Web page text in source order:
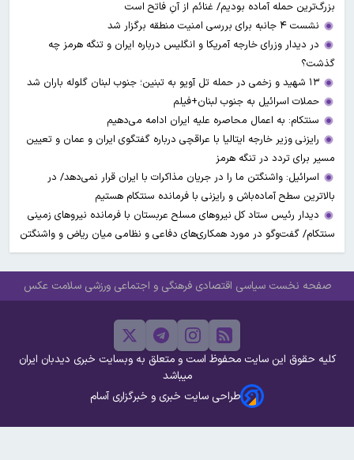
بزرگ‌ترین حمله آماده بودیم/ غنائم از آنِ فاتح است
نشست ۴ جانبه برای بررسی امنیت منطقه برگزار شد
در دیدار وزرای خارجه آمریکا و انگلیس درباره ایران و تنگه هرمز چه
گذشت؟
۱۳ شهید و زخمی در حمله تل آویو به تبنین؛ جنوب لبنان گلوله باران شد
حملات اسرائیل به جنوب لبنان+فیلم
سنتکام: به اعمال محاصره علیه ایران ادامه می‌دهیم
رایزنی وزیر خارجه ایتالیا با عراقچی درباره گفتگوی ایران و عمان و تعیین
مسیر برای تردد در تنگه هرمز
اسرائیل: واشنگتن ما را در جریان مذاکرات با ایران قرار نمی‌دهد/ در
بالاترین سطح آماده‌باش و رایزنی با فرمانده سنتکام هستیم
دیدار رئیس ستاد کل نیروهای مسلح عربستان با فرمانده نیروهای زمینی
سنتکام/ گفت‌وگو در مورد همکاری‌های دفاعی و نظامی میان ریاض و واشنگتن
صفحه نخست سیاسی اقتصادی فرهنگی و اجتماعی ورزشی سلامت عکس
کلیه حقوق این سایت محفوظ است و متعلق به وبسایت خبری دیدبان ایران
میباشد
طراحی سایت خبری و خبرگزاری آسام